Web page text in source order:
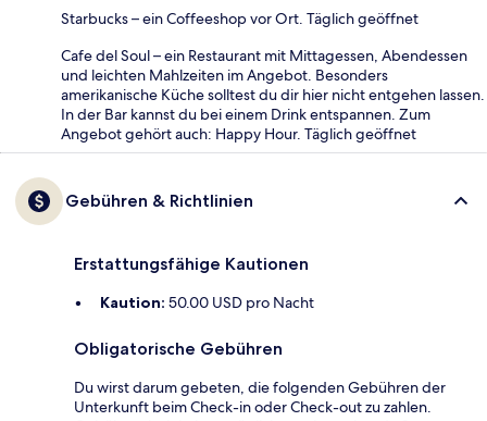
Starbucks – ein Coffeeshop vor Ort. Täglich geöffnet
Cafe del Soul – ein Restaurant mit Mittagessen, Abendessen
und leichten Mahlzeiten im Angebot. Besonders
amerikanische Küche solltest du dir hier nicht entgehen lassen.
In der Bar kannst du bei einem Drink entspannen. Zum
Angebot gehört auch: Happy Hour. Täglich geöffnet
Gebühren & Richtlinien
Erstattungsfähige Kautionen
Kaution: 50.00 USD pro Nacht
Obligatorische Gebühren
Du wirst darum gebeten, die folgenden Gebühren der
Unterkunft beim Check-in oder Check-out zu zahlen.